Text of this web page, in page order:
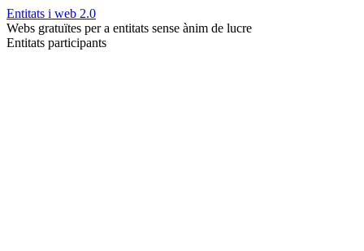
Entitats i web 2.0
Webs gratuïtes per a entitats sense ànim de lucre
Entitats participants